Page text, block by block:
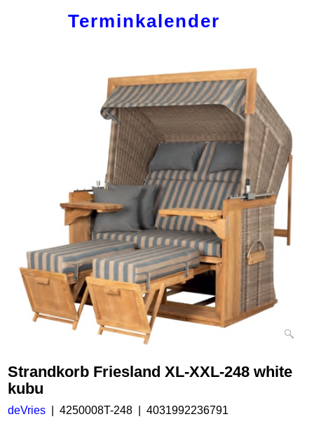
Terminkalender
Strandkorb Friesland XL-XXL-248 white
kubu
deVries 4250008T-248 4031992236791